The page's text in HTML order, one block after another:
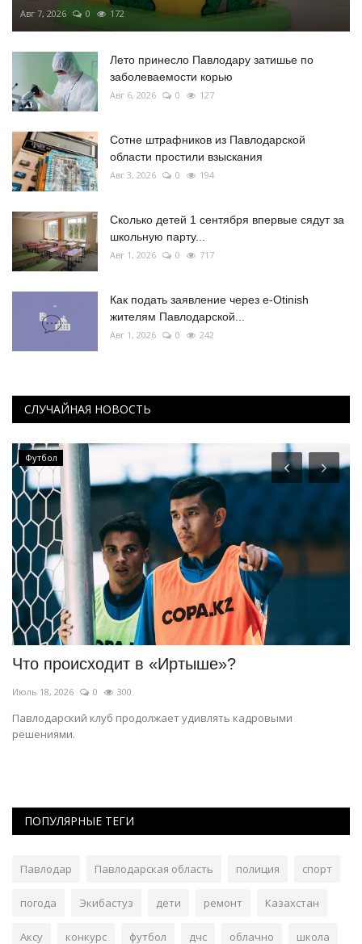
Авг 7, 2026 0 172
Лето принесло Павлодару затишье по
заболеваемости корью
Авг 6, 2026 0 127
Сотне штрафников из Павлодарской
области простили взыскания
Авг 3, 2026 0 194
Сколько детей 1 сентября впервые сядут за
школьную парту...
Авг 1, 2026 0 717
Как подать заявление через e-Otinish
жителям Павлодарской...
Авг 1, 2026 0 242
СЛУЧАЙНАЯ НОВОСТЬ
Футбол
Что происходит в «Иртыше»?
Июль 18, 2026 0 300
Павлодарский клуб продолжает удивлять кадровыми
решениями.
ПОПУЛЯРНЫЕ ТЕГИ
Павлодар Павлодарская область полиция спорт
погода Экибастуз дети ремонт Казахстан
Аксу конкурс футбол дчс облачно школа